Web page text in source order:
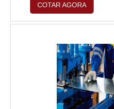
COTAR AGORA